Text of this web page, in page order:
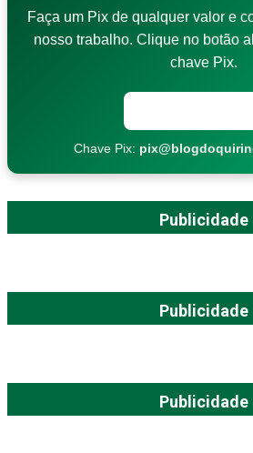
Faça um Pix de qualquer valor e
nosso trabalho. Clique no botão
chave Pix.
Chave Pix:
Publicidade
Publicidade
Publicidade